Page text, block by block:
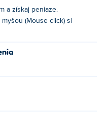
a získaj peniaze.
myšou (Mouse click) si